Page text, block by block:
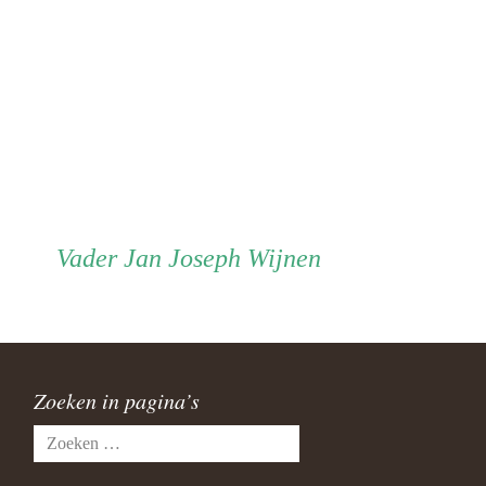
VaderVader
Jan Joseph Wijnen
Zoeken in pagina’s
Zoeken
naar: